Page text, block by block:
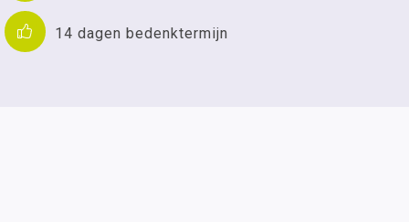
14 dagen bedenktermijn